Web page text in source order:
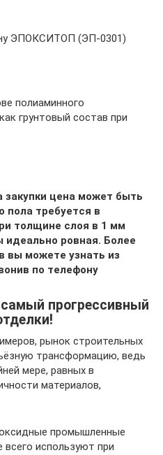
ЭПОКСИТОП (ЭП-0301)
полиаминного
грунтовый состав при
закупки цена может быть
пола требуется в
толщине слоя в 1 мм
идеально ровная. Более
вы можете узнать из
по телефону
прогрессивный
рынок строительных
трансформацию, ведь
мере, равных в
материалов,
промышленные
используют при